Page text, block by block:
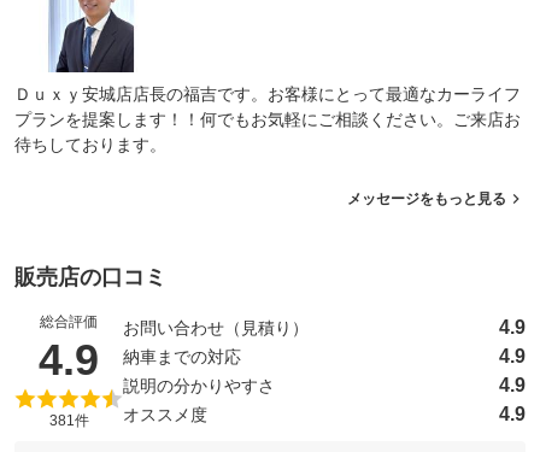
Ｄｕｘｙ安城店店長の福吉です。お客様にとって最適なカーライフ
プランを提案します！！何でもお気軽にご相談ください。ご来店お
待ちしております。
メッセージをもっと見る
販売店の口コミ
総合評価
4.9 （5点満点中）
381件
お問い合わせ（見積り） 4.9
納車までの対応 4.9
説明の分かりやすさ 4.9
オススメ度 4.9